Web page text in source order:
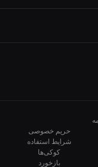
حریم خصوصی
شرایط استفاده
کوکی‌ها
بازخورد
10